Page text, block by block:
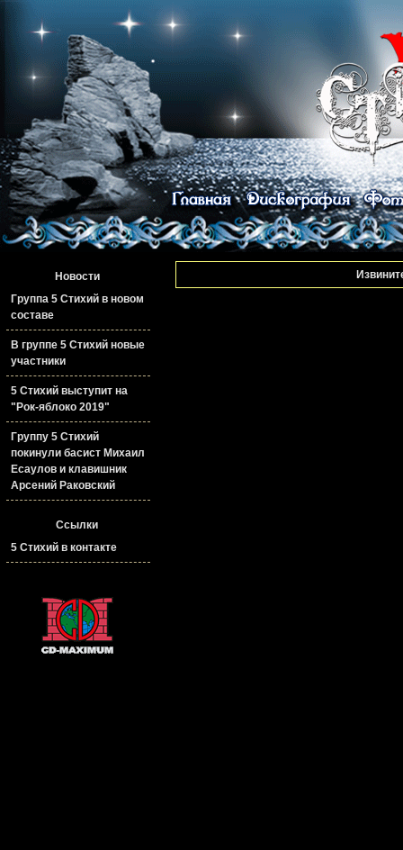
Новости
Группа 5 Стихий в новом
составе
В группе 5 Стихий новые
участники
5 Стихий выступит на
"Рок-яблоко 2019"
Группу 5 Стихий
покинули басист Михаил
Есаулов и клавишник
Арсений Раковский
Ссылки
5 Стихий в контакте